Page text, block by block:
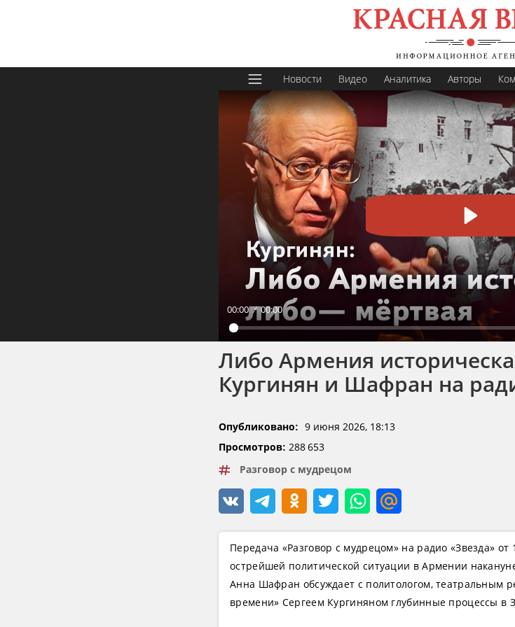
Новости Видео Аналитика Авторы
00:00 00:00
Пуск
Либо Армения
Кургинян и Шафран на
Опубликовано: 9 июня 2026, 18:13
Просмотров: 288 653
Разговор с мудрецом
Передача «Разговор с мудрецом» на радио «Звезда»
острейшей политической ситуации в Армении
Анна Шафран обсуждает с политологом, театральным
времени» Сергеем Кургиняном глубинные процессы в